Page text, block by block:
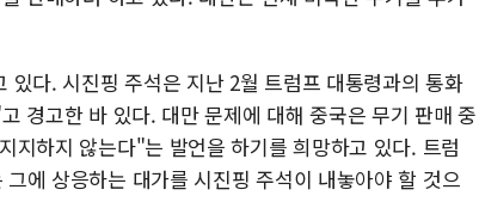
다. 시진핑 주석은 지난 2월 트럼프 대통령과의 통화
경고한 바 있다. 대만 문제에 대해 중국은 무기 판매 중
지하지 않는다"는 발언을 하기를 희망하고 있다. 트럼
에 상응하는 대가를 시진핑 주석이 내놓아야 할 것으